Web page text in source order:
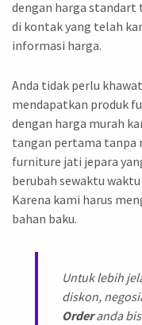
dengan harga standart
di kontak yang telah
informasi harga.
Anda tidak perlu
mendapatkan produk
dengan harga murah
tangan pertama tanpa
furniture jati jepara
berubah sewaktu
Karena kami harus
bahan baku.
Untuk lebih
diskon,
Orderanda